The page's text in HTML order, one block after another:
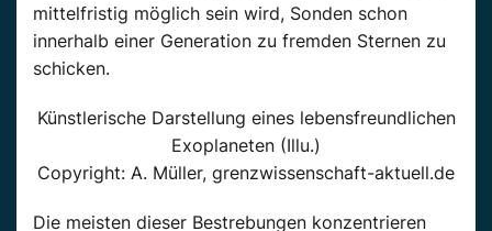
mittelfristig möglich sein wird, Sonden schon
innerhalb einer Generation zu fremden Sternen zu
schicken.
Künstlerische Darstellung eines lebensfreundlichen
Exoplaneten (Illu.)
Copyright: A. Müller, grenzwissenschaft-aktuell.de
Die meisten dieser Bestrebungen konzentrieren